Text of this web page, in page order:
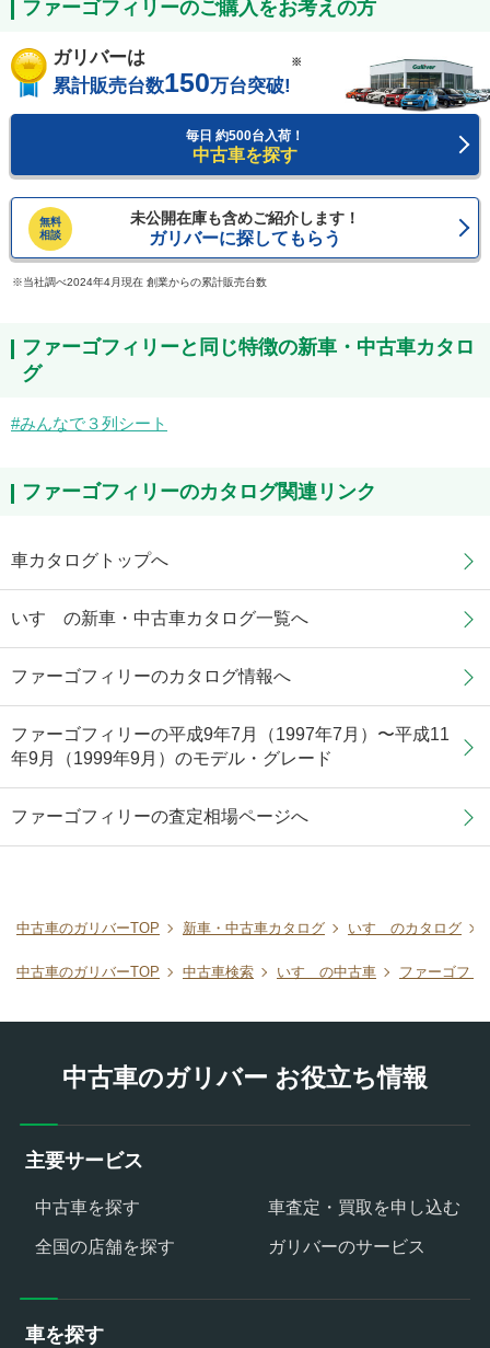
ファーゴフィリーのご購入をお考えの方
ガリバーは
累計販売台数150万台突破!
※
毎日 約500台入荷！
中古車を探す
無料
相談
未公開在庫も含めご紹介します！
ガリバーに探してもらう
当社調べ2024年4月現在 創業からの累計販売台数
ファーゴフィリーと同じ特徴の新車・中古車カタロ
グ
みんなで３列シート
ファーゴフィリーのカタログ関連リンク
車カタログトップへ
いすゞの新車・中古車カタログ一覧へ
ファーゴフィリーのカタログ情報へ
ファーゴフィリーの平成9年7月（1997年7月）〜平成11
年9月（1999年9月）のモデル・グレード
ファーゴフィリーの査定相場ページへ
中古車のガリバーTOP 新車・中古車カタログ いすゞのカタログ
中古車のガリバーTOP 中古車検索 いすゞの中古車 ファーゴフィ
中古車のガリバー お役立ち情報
主要サービス
中古車を探す
車査定・買取を申し込む
全国の店舗を探す
ガリバーのサービス
車を探す